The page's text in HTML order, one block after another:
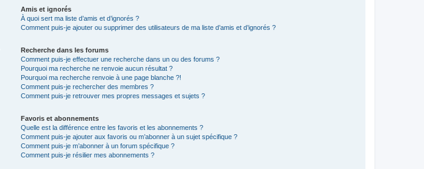
Amis et ignorés
À quoi sert ma liste d’amis et d’ignorés ?
Comment puis-je ajouter ou supprimer des utilisateurs de ma liste d’amis et d’ignorés ?
Recherche dans les forums
Comment puis-je effectuer une recherche dans un ou des forums ?
Pourquoi ma recherche ne renvoie aucun résultat ?
Pourquoi ma recherche renvoie à une page blanche ?!
Comment puis-je rechercher des membres ?
Comment puis-je retrouver mes propres messages et sujets ?
Favoris et abonnements
Quelle est la différence entre les favoris et les abonnements ?
Comment puis-je ajouter aux favoris ou m’abonner à un sujet spécifique ?
Comment puis-je m’abonner à un forum spécifique ?
Comment puis-je résilier mes abonnements ?